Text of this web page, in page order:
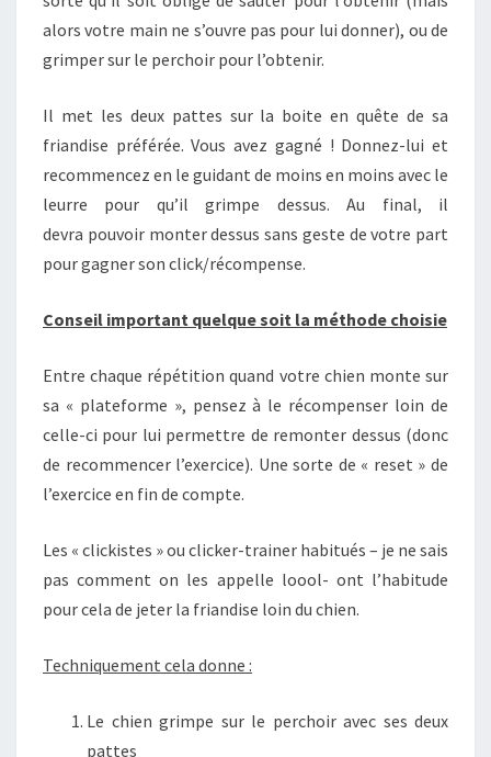
alors votre main ne s’ouvre pas pour lui donner), ou de
grimper sur le perchoir pour l’obtenir.
Il met les deux pattes sur la boite en quête de sa
friandise préférée. Vous avez gagné ! Donnez-lui et
recommencez en le guidant de moins en moins avec le
leurre pour qu’il grimpe dessus. Au final, il
devra pouvoir monter dessus sans geste de votre part
pour gagner son click/récompense.
Conseil important quelque soit la méthode choisie
Entre chaque répétition quand votre chien monte sur
sa « plateforme », pensez à le récompenser loin de
celle-ci pour lui permettre de remonter dessus (donc
de recommencer l’exercice). Une sorte de « reset » de
l’exercice en fin de compte.
Les « clickistes » ou clicker-trainer habitués – je ne sais
pas comment on les appelle loool- ont l’habitude
pour cela de jeter la friandise loin du chien.
Techniquement cela donne :
Le chien grimpe sur le perchoir avec ses deux
pattes